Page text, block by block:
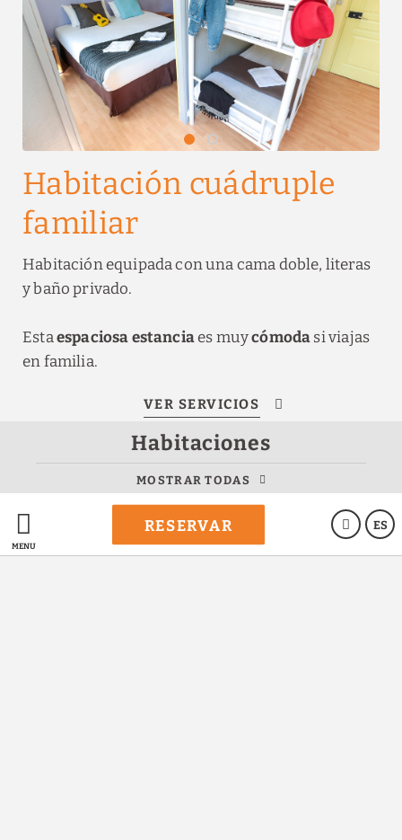
MENÚ
ES
RESERVAR
Habitaciones
MOSTRAR TODAS
Habitación cuádruple
familiar
Habitación equipada con una cama doble, literas
y baño privado.
Estaespaciosa estanciaes muycómodasi viajas
en familia.
RESERVAR
Le Montclair Montmartre by River Hotels